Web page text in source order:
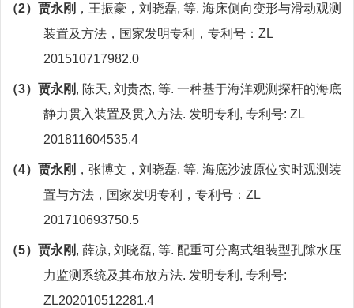
（2）贾永刚 ，王振豪，刘晓磊, 等. 海床侧向变形与滑动观测
装置及方法，国家发明专利，专利号： ZL
201510717982.0
（3）贾永刚 , 陈天, 刘贵杰, 等. 一种基于海洋观测探杆的海底
静力贯入装置及贯入方法. 发明专利 , 专利号: ZL
201811604535.4
（4）贾永刚 ，张博文，刘晓磊, 等. 海底沙波原位实时观测装
置与方法，国家发明专利，专利号： ZL
201710693750.5
（5）贾永刚 , 薛凉, 刘晓磊, 等. 配重可分离式组装型孔隙水压
力监测系统及其布放方法. 发明专利 , 专利号:
ZL202010512281.4